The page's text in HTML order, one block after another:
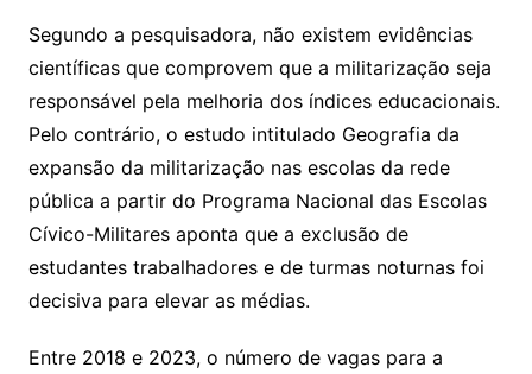
Segundo a pesquisadora, não existem evidências
científicas que comprovem que a militarização seja
responsável pela melhoria dos índices educacionais.
Pelo contrário, o estudo intitulado Geografia da
expansão da militarização nas escolas da rede
pública a partir do Programa Nacional das Escolas
Cívico-Militares aponta que a exclusão de
estudantes trabalhadores e de turmas noturnas foi
decisiva para elevar as médias.
Entre 2018 e 2023, o número de vagas para a